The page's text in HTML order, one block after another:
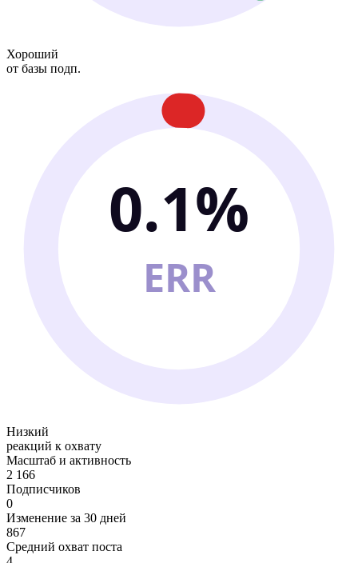
Хороший
от базы подп.
0.1%
ERR
Низкий
реакций к охвату
Масштаб и активность
2 166
Подписчиков
0
Изменение за 30 дней
867
Средний охват поста